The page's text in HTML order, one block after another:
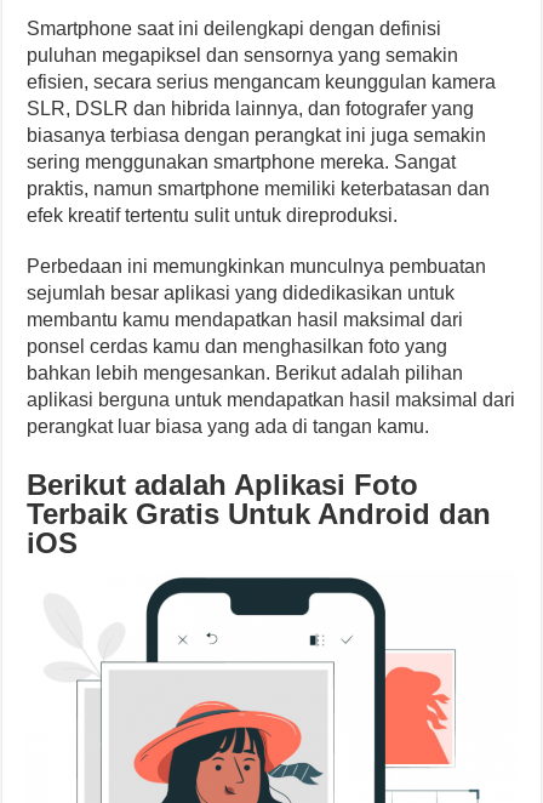
Smartphone saat ini deilengkapi dengan definisi
puluhan megapiksel dan sensornya yang semakin
efisien, secara serius mengancam keunggulan kamera
SLR, DSLR dan hibrida lainnya, dan fotografer yang
biasanya terbiasa dengan perangkat ini juga semakin
sering menggunakan smartphone mereka. Sangat
praktis, namun smartphone memiliki keterbatasan dan
efek kreatif tertentu sulit untuk direproduksi.
Perbedaan ini memungkinkan munculnya pembuatan
sejumlah besar aplikasi yang didedikasikan untuk
membantu kamu mendapatkan hasil maksimal dari
ponsel cerdas kamu dan menghasilkan foto yang
bahkan lebih mengesankan. Berikut adalah pilihan
aplikasi berguna untuk mendapatkan hasil maksimal dari
perangkat luar biasa yang ada di tangan kamu.
Berikut adalah Aplikasi Foto
Terbaik Gratis Untuk Android dan
iOS